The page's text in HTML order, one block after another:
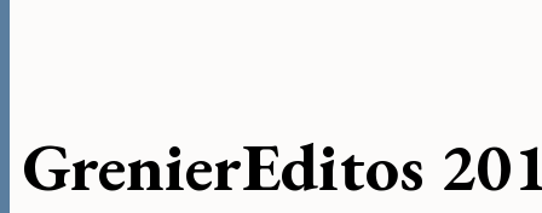
GrenierEditos